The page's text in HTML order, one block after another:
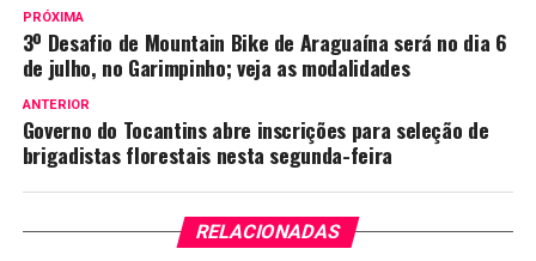
PRÓXIMA
3º Desafio de Mountain Bike de Araguaína será no dia 6
de julho, no Garimpinho; veja as modalidades
ANTERIOR
Governo do Tocantins abre inscrições para seleção de
brigadistas florestais nesta segunda-feira
RELACIONADAS